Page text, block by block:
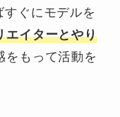
ぐにモデルを
エイターとやり
をもって活動を